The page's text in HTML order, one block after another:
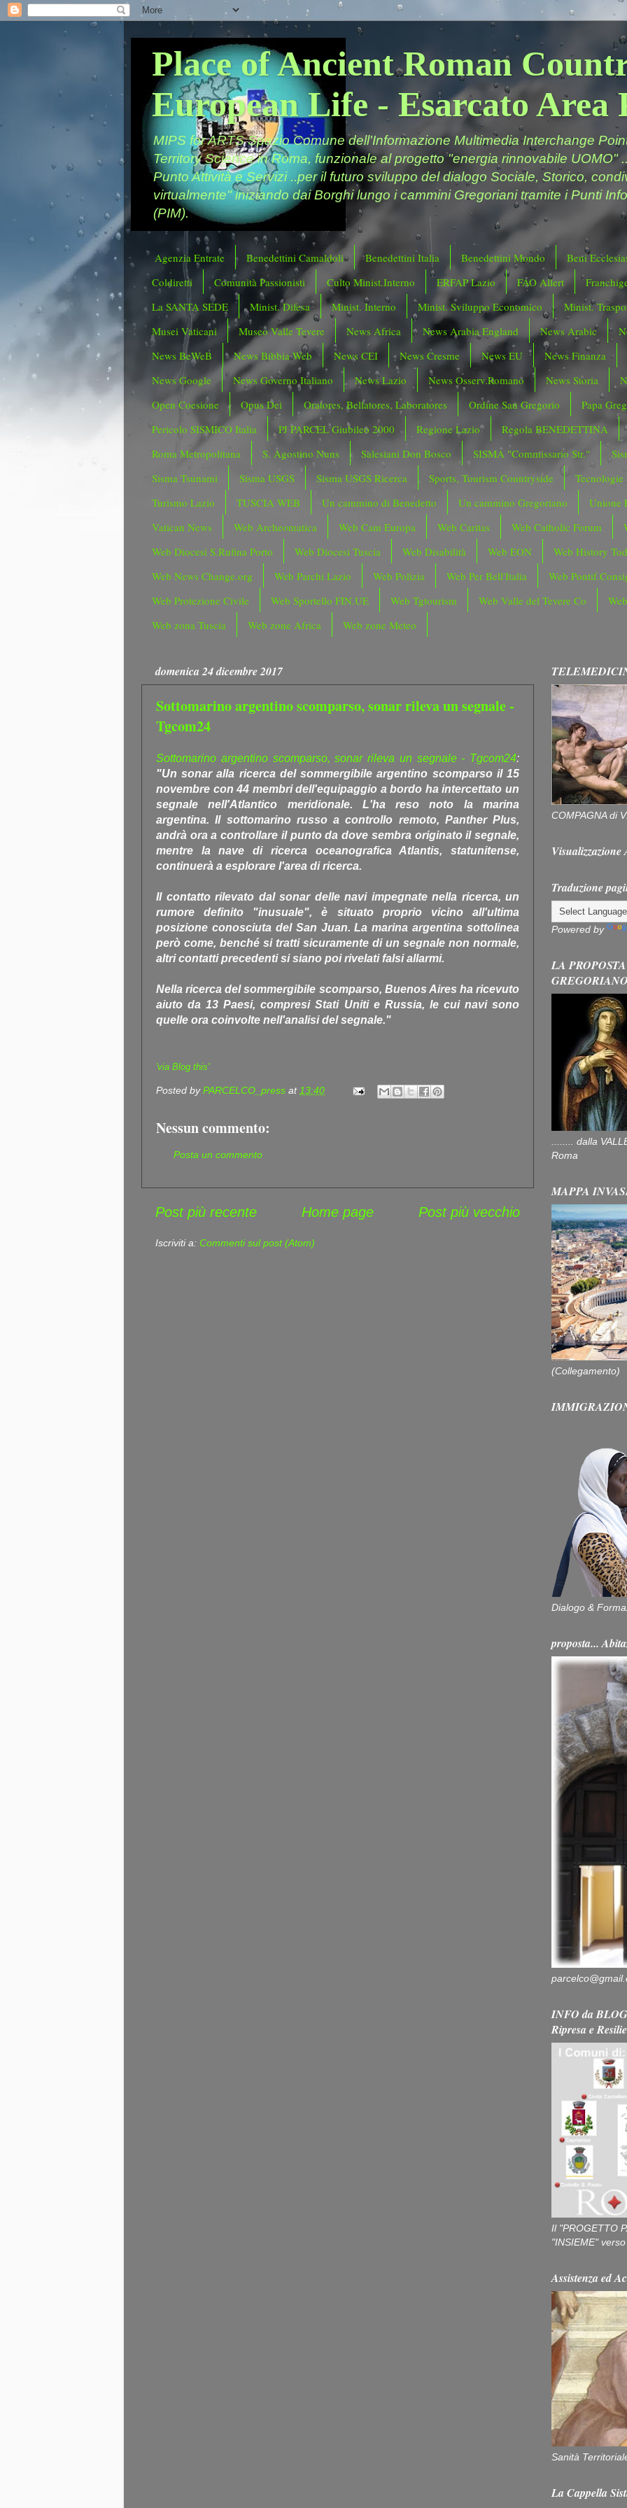
Place of Ancient Roman
European Life - Esarcato Area
MIPS for ARTS Spazio Comune dell'Informazione Multimedia Interchange
Territory Science in Roma, funzionale al progetto "energia rinnovabile UOMO"
Punto Attività e Servizi ..per il futuro sviluppo del dialogo Sociale, Storico,
virtualmente" iniziando dai Borghi lungo i cammini Gregoriani tramite i Punti
(PIM).
Agenzia Entrate Benedettini Camaldoli Benedettini Italia Benedettini Mondo
Beni
Coldiretti
Comunità Passionisti Culto Minist.Interno ERFAP Lazio FAO Allert
La SANTA SEDE
Minist. Difesa Minist. Interno Minist. Sviluppo Economico
Minist.
Musei Vaticani
Museo Valle Tevere News Africa News Arabia England News Arabic
News BeWeB
News Bibbia Web News CEI News Cresme News EU
News Finanza
News Google
News Governo Italiano News Lazio News Osserv.Romano News Storia
Open Coesione
Opus Dei Oratores, Bellatores, Laboratores Ordine San Gregorio
Papa
Pericolo SISMICO Italia
PJ PARCEL Giubileo 2000 Regione Lazio
Regola BENEDETTINA
Roma Metropolitana
S. Agostino Nuns Salesiani Don Bosco SISMA "Commissario Str."
Sisma Tsunami
Sisma USGS Sisma USGS Ricerca Sports, Tourism Countryside
Tecnologie
Turismo Lazio
TUSCIA WEB Un cammino di Benedetto Un cammino Gregoriano
Unione
Vatican News
Web Archeomatica Web Cam Europa Web Caritas Web Catholic Forum
Web Diocesi S.Rufina Porto
Web Diocesi Tuscia Web Disabilità Web EON
Web History
Web News Change.org
Web Parchi Lazio Web Polizia Web Per Bell'Italia
Web
Web Protezione Civile
Web Sportello FIN.UE Web Tgtourism Web Valle del Tevere Co
Web zona Tuscia
Web zone Africa Web zone Meteo
domenica 24 dicembre 2017
Sottomarino argentino scomparso, sonar rileva un segnale -
Tgcom24
Sottomarino argentino scomparso, sonar rileva un segnale - Tgcom24:
"Un sonar alla ricerca del sommergibile argentino scomparso il 15
novembre con 44 membri dell'equipaggio a bordo ha intercettato un
segnale nell'Atlantico meridionale. L'ha reso noto la marina
argentina. Il sottomarino russo a controllo remoto, Panther Plus,
andrà ora a controllare il punto da dove sembra originato il segnale,
mentre la nave di ricerca oceanografica Atlantis, statunitense,
continuerà a esplorare l'area di ricerca.
Il contatto rilevato dal sonar delle navi impegnate nella ricerca, un
rumore definito "inusuale", è situato proprio vicino all'ultima
posizione conosciuta del San Juan. La marina argentina sottolinea
però come, benché si tratti sicuramente di un segnale non normale,
altri contatti precedenti si siano poi rivelati falsi allarmi.
Nella ricerca del sommergibile scomparso, Buenos Aires ha ricevuto
aiuto da 13 Paesi, compresi Stati Uniti e Russia, le cui navi sono
quelle ora coinvolte nell'analisi del segnale."
'via Blog this'
Posted byPARCELCO_press at13:40
Nessun commento:
Posta un commento
Post più recente Post più vecchio
Home page
Iscriviti a: Commenti sul post (Atom)
COMPAGNA di
Traduzione
Powered by
LA
........ dalla
Roma
MAPPA
(Collegamento)
Dialogo &
proposta...
INFO da
Ripresa e
Il "PROGETTO
"INSIEME"
Assistenza ed
Sanità
La Cappella